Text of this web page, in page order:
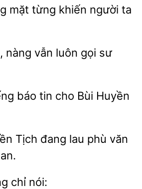
mặt
khiến người ta
nàng luôn
sư
báo cho
Huyền
đang lau phù
chỉ nói: